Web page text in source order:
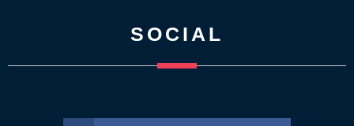
SOCIAL